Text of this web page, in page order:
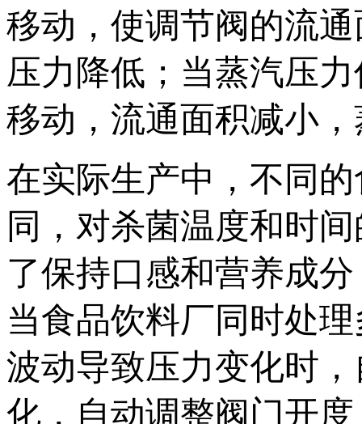
移动，使调节阀的流
压力降低；当蒸汽压
移动，流通面积减小
在实际生产中，不同
同，对杀菌温度和时
了保持口感和营养成
当食品饮料厂同时处
波动导致压力变化时
化，自动调整阀门开